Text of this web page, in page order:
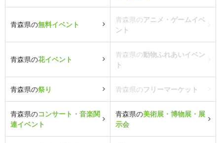
青森県の無料イベント
青森県のアニメ・ゲームイベ
ント
青森県の花イベント
青森県の動物ふれあいイベン
ト
青森県の祭り 青森県のフリーマーケット
青森県のコンサート・音楽関
連イベント
青森県の美術展・博物展・展
示会